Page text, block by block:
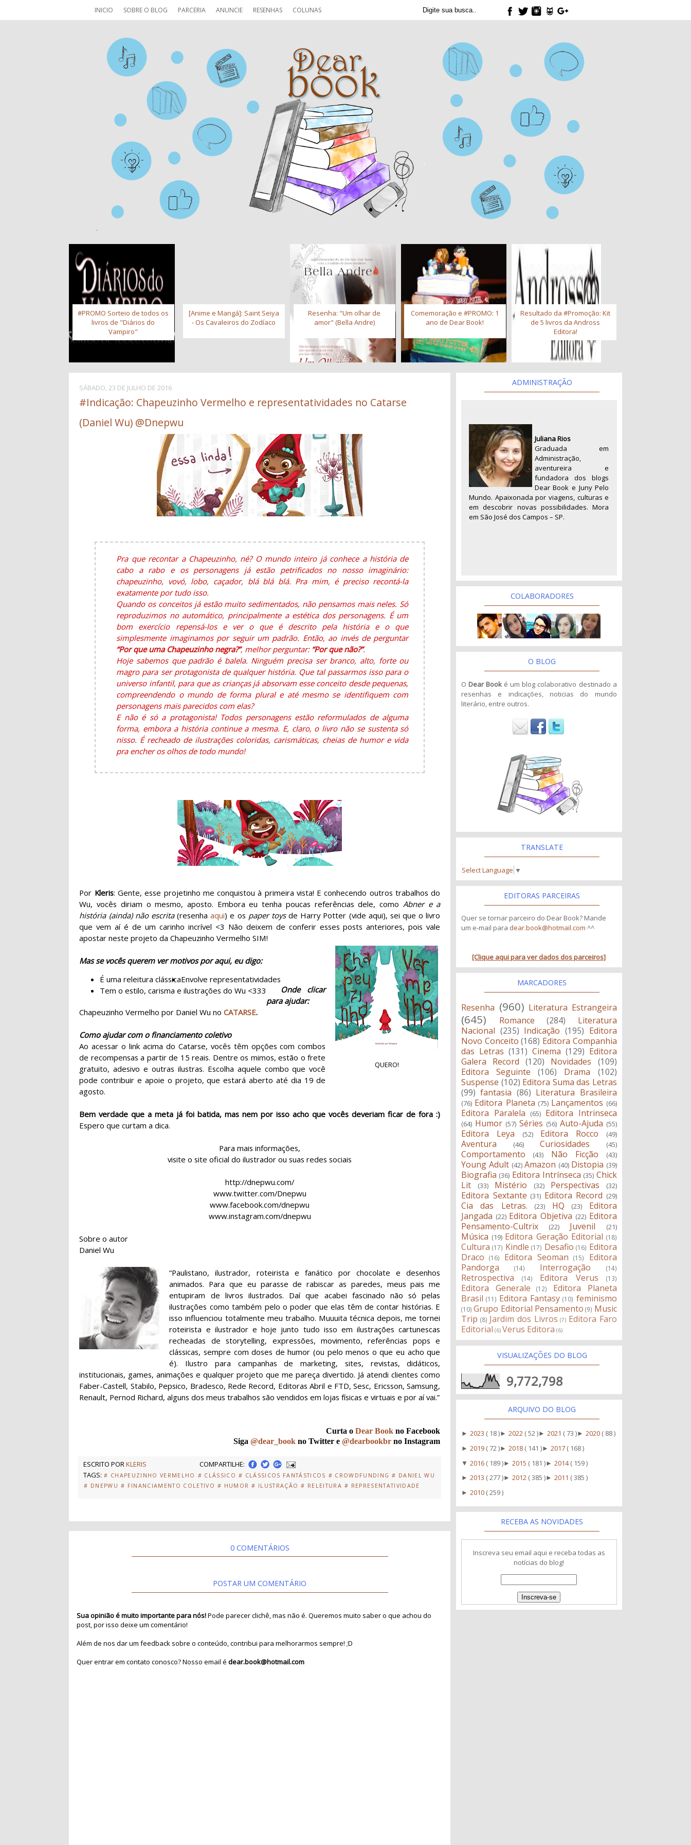
INICIO SOBRE O BLOG PARCERIA ANUNCIE RESENHAS COLUNAS
#PROMO Sorteio de todos os
livros de "Diários do
Vampiro"
[Anime e Mangá]: Saint Seiya
- Os Cavaleiros do Zodíaco
Resenha: "Um olhar de
amor" (Bella Andre)
Comemoração e #PROMO: 1
ano de Dear Book!
Resultado da #Promoção: Kit
de 5 livros da Andross
Editora!
SÁBADO, 23 DE JULHO DE 2016
#Indicação: Chapeuzinho Vermelho e representatividades no Catarse
(Daniel Wu) @Dnepwu
Pra que recontar a Chapeuzinho, né? O mundo inteiro já conhece a história de
cabo a rabo e os personagens já estão petrificados no nosso imaginário:
chapeuzinho, vovó, lobo, caçador, blá blá blá. Pra mim, é preciso recontá-la
exatamente por tudo isso.
Quando os conceitos já estão muito sedimentados, não pensamos mais neles. Só
reproduzimos no automático, principalmente a estética dos personagens. É um
bom exercício repensá-los e ver o que é descrito pela história e o que
simplesmente imaginamos por seguir um padrão. Então, ao invés de perguntar
“Por que uma Chapeuzinho negra?”, melhor perguntar: “Por que não?”.
Hoje sabemos que padrão é balela. Ninguém precisa ser branco, alto, forte ou
magro para ser protagonista de qualquer história. Que tal passarmos isso para o
universo infantil, para que as crianças já absorvam esse conceito desde pequenas,
compreendendo o mundo de forma plural e até mesmo se identifiquem com
personagens mais parecidos com elas?
E não é só a protagonista! Todos personagens estão reformulados de alguma
forma, embora a história continue a mesma. E, claro, o livro não se sustenta só
nisso. É recheado de ilustrações coloridas, carismáticas, cheias de humor e vida
pra encher os olhos de todo mundo!
Por Kleris: Gente, esse projetinho me conquistou à primeira vista! E conhecendo outros trabalhos do
Wu, vocês diriam o mesmo, aposto. Embora eu tenha poucas referências dele, como Abner e a
história (ainda) não escrita(resenhaaqui) e os paper toysde Harry Potter (vide aqui), sei que o livro
que vem aí é de um carinho incrível <3 Não deixem de conferir esses posts anteriores, pois vale
apostar neste projeto da Chapeuzinho Vermelho SIM!
QUERO!
Mas se vocês querem ver motivos por aqui, eu digo:
É uma releitura clássicaEnvolve representatividades
Tem o estilo, carisma e ilustrações do Wu <333
Onde clicar
para ajudar:
Chapeuzinho Vermelho por Daniel Wu noCATARSE.
Como ajudar com o financiamento coletivo
Ao acessar o link acima do Catarse, vocês têm opções com combos
de recompensas a partir de 15 reais. Dentre os mimos, estão o frete
gratuito, adesivo e outras ilustras. Escolha aquele combo que você
pode contribuir e apoie o projeto, que estará aberto até dia 19 de
agosto.
Bem verdade que a meta já foi batida, mas nem por isso acho que vocês deveriam ficar de fora :)
Espero que curtam a dica.
Para mais informações,
visite o site oficial do ilustrador ou suas redes sociais
http://dnepwu.com/
www.twitter.com/Dnepwu
www.facebook.com/dnepwu
www.instagram.com/dnepwu
Sobre o autor
Daniel Wu
“Paulistano, ilustrador, roteirista e fanático por chocolate e desenhos
animados. Para que eu parasse de rabiscar as paredes, meus pais me
entupiram de livros ilustrados. Daí que acabei fascinado não só pelas
ilustrações como também pelo o poder que elas têm de contar histórias. E
isso influenciou totalmente meu trabalho. Muuuita técnica depois, me tornei
roteirista e ilustrador e hoje junto tudo isso em ilustrações cartunescas
recheadas de storytelling, expressões, movimento, referências pops e
clássicas, sempre com doses de humor (ou pelo menos o que eu acho que
é). Ilustro para campanhas de marketing, sites, revistas, didáticos,
institucionais, games, animações e qualquer projeto que me pareça divertido. Já atendi clientes como
Faber-Castell, Stabilo, Pepsico, Bradesco, Rede Record, Editoras Abril e FTD, Sesc, Ericsson, Samsung,
Renault, Pernod Richard, alguns dos meus trabalhos são vendidos em lojas físicas e virtuais e por aí vai.”
Curta oDear Book no Facebook
Siga @dear_book no Twitter e @dearbookbr no Instagram
ESCRITO PORKLERIS
COMPARTILHE:
TAGS: # CHAPEUZINHO VERMELHO # CLÁSSICO # CLÁSSICOS FANTÁSTICOS # CROWDFUNDING # DANIEL WU
# DNEPWU # FINANCIAMENTO COLETIVO # HUMOR # ILUSTRAÇÃO # RELEITURA # REPRESENTATIVIDADE
0 COMENTÁRIOS
POSTAR UM COMENTÁRIO
Sua opinião é muito importante para nós!Pode parecer clichê, mas não é. Queremos muito saber o que achou do
post, por isso deixe um comentário!
Além de nos dar um feedback sobre o conteúdo, contribui para melhorarmos sempre! ;D
Quer entrar em contato conosco? Nosso email édear.book@hotmail.com
ADMINISTRAÇÃO
Juliana Rios
Graduada em
Administração,
aventureira e
fundadora dos blogs
Dear Book e Juny Pelo
Mundo. Apaixonada por viagens, culturas e
em descobrir novas possibilidades. Mora
em São José dos Campos – SP.
COLABORADORES
O BLOG
O Dear Book é um blog colaborativo destinado a
resenhas e indicações, noticias do mundo
literário, entre outros.
TRANSLATE
Select Language ▼
EDITORAS PARCEIRAS
Quer se tornar parceiro do Dear Book? Mande
um e-mail para dear.book@hotmail.com ^^
[Clique aqui para ver dados dos parceiros]
MARCADORES
Resenha (960) Literatura Estrangeira
(645) Romance (284)
Literatura
Nacional (235) Indicação (195) Editora
Novo Conceito (168) Editora Companhia
das Letras (131) Cinema (129) Editora
Galera Record
(120) Novidades
(109)
Editora Seguinte
(106) Drama
(102)
Suspense (102) Editora Suma das Letras
(99) fantasia (86) Literatura Brasileira
(76) Editora Planeta (75) Lançamentos (66)
Editora Paralela (65) Editora Intrinseca
(64) Humor (57) Séries (56) Auto-Ajuda (55)
Editora Leya (52) Editora Rocco (49)
Aventura (46) Curiosidades (45)
Comportamento (43) Não Ficção (43)
Young Adult (42) Amazon (40) Distopia (39)
Biografia (36) Editora Intrínseca (35) Chick
Lit
(33) Mistério (32) Perspectivas (32)
Editora Sextante (31) Editora Record (29)
Cia das Letras. (23) HQ (23)
Editora
Jangada (22) Editora Objetiva (22) Editora
Pensamento-Cultrix
(22) Juvenil (21)
Música (19) Editora Geração Editorial (18)
Cultura (17) Kindle (17) Desafio (16) Editora
Draco
(16) Editora Seoman (15)
Editora
Pandorga
(14) Interrogação (14)
Retrospectiva (14) Editora Verus (13)
Editora Generale (12)
Editora Planeta
Brasil (11) Editora Fantasy (10) feminismo
(10) Grupo Editorial Pensamento (9) Music
Trip (8) Jardim dos Livros (7) Editora Faro
Editorial (6) Verus Editora (6)
VISUALIZAÇÕES DO BLOG
9,772,798
ARQUIVO DO BLOG
►2023 ( 18 )►2022 ( 52 )►2021 ( 73 )►2020 ( 88 )
►2019 ( 72 )►2018 ( 141 )►2017 ( 168 )
▼2016 ( 189 )►2015 ( 181 )►2014( 159 )
►2013 ( 277 )►2012 ( 385 )►2011 ( 385 )
►2010 ( 259 )
RECEBA AS NOVIDADES
Inscreva seu email aqui e receba todas as
notícias do blog!